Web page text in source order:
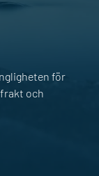
för
och